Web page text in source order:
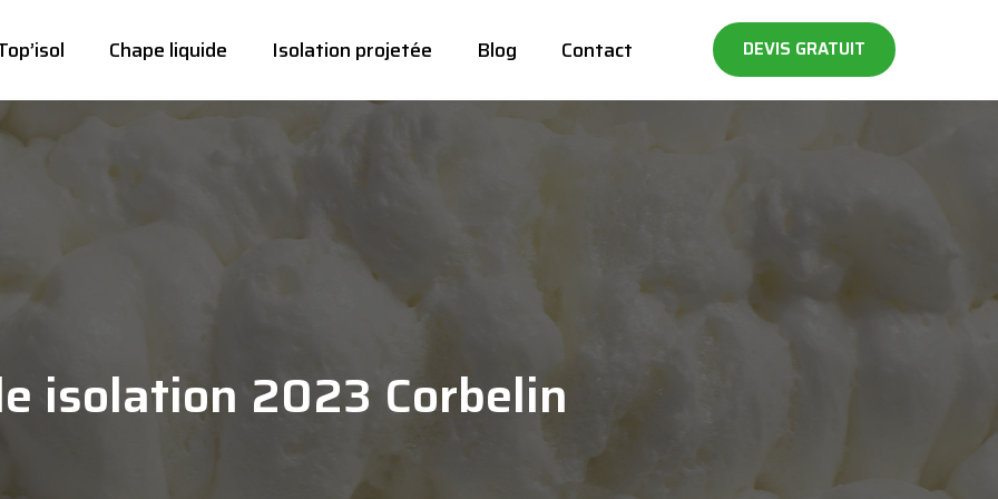
Chape liquide Isolation projetée Blog Contact DEVIS GRATUIT
isolation 2023 Corbelin